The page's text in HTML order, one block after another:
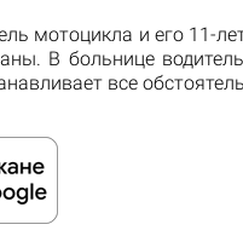
мотоцикла и его 11-
В больнице водитель
все